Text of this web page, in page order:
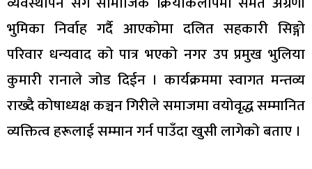
भुमिका निर्वाह गर्दै आएकोमा दलित सहकारी सिङ्गो
परिवार धन्यवाद को पात्र भएको नगर उप प्रमुख भुलिया
कुमारी रानाले जोड दिईन । कार्यक्रममा स्वागत मन्तव्य
राख्दै कोषाध्यक्ष कञ्चन गिरीले समाजमा वयोवृद्ध सम्मानित
व्यक्तित्व हरूलाई सम्मान गर्न पाउँदा खुसी लागेको बताए ।